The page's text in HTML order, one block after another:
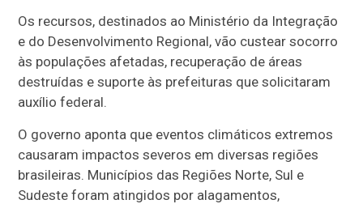
Os recursos, destinados ao Ministério da Integração
e do Desenvolvimento Regional, vão custear socorro
às populações afetadas, recuperação de áreas
destruídas e suporte às prefeituras que solicitaram
auxílio federal.
O governo aponta que eventos climáticos extremos
causaram impactos severos em diversas regiões
brasileiras. Municípios das Regiões Norte, Sul e
Sudeste foram atingidos por alagamentos,